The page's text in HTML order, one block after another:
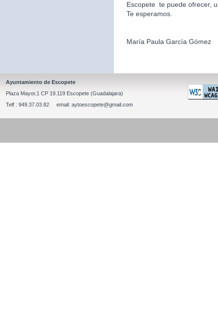
Escopete te puede ofrecer,
Te esperamos.
María Paula García Gómez
Ayuntamiento de Escopete
Plaza Mayor,1 CP 19.119 Escopete (Guadalajara)
Telf : 949.37.03.82 email: aytoescopete@gmail.com